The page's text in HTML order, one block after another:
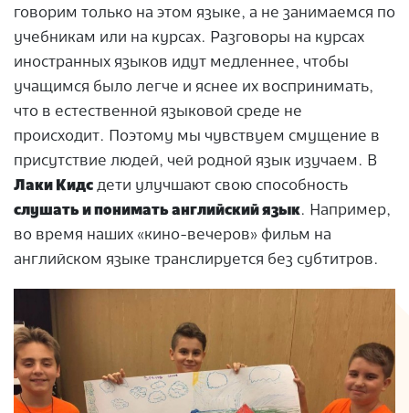
говорим только на этом языке, а не занимаемся по
учебникам или на курсах. Разговоры на курсах
иностранных языков идут медленнее, чтобы
учащимся было легче и яснее их воспринимать,
что в естественной языковой среде не
происходит. Поэтому мы чувствуем смущение в
присутствие людей, чей родной язык изучаем. В
Лаки Кидс дети улучшают свою способность
слушать и понимать английский язык. Например,
во время наших «кино-вечеров» фильм на
английском языке транслируется без субтитров.